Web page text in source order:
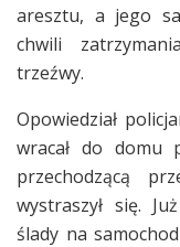
aresztu, a jego
chwili
trzeźwy.
Opowiedział
wracał do domu
przechodzącą
wystraszył się.
ślady na